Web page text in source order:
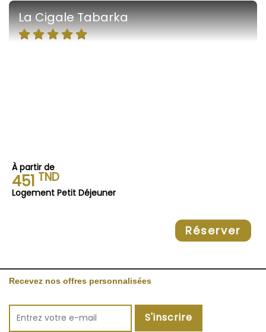
La Cigale Tabarka
À partir de
451 TND
Logement Petit Déjeuner
Réserver
Recevez nos offres personnalisées
S'inscrire